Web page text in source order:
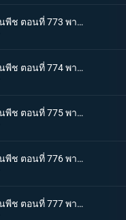
One piece วันพีช ตอนที่ 773 พากย์ไทย ฝันร้ายอีกครั้ง การโจมตีที่ดุเดือดของแจ็คผู้ทรหด
One piece วันพีช ตอนที่ 774 พากย์ไทย ศึกปกป้องโซ ลูฟี่กับสุนีชา
One piece วันพีช ตอนที่ 775 พากย์ไทย ช่วยสุนีชา ปฏิบัติการช่วยเหลือของกลุ่มหมวกฟาง
One piece วันพีช ตอนที่ 776 พากย์ไทย อำลาและลงจากช้าง การเดินทางเพื่อพาซันจิกลับมา
One piece วันพีช ตอนที่ 777 พากย์ไทย ไปเรเวอรี่ เจ้าหญิงวีวี่กับเจ้าหญิงชิราโอชิ